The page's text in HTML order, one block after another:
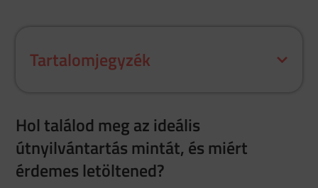
Tartalomjegyzék
Hol találod meg az ideális
útnyilvántartás mintát, és miért
érdemes letöltened?